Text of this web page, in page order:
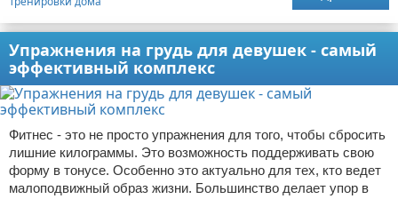
Упражнения на грудь для девушек - самый
эффективный комплекс
Фитнес - это не просто упражнения для того, чтобы сбросить
лишние килограммы. Это возможность поддерживать свою
форму в тонусе. Особенно это актуально для тех, кто ведет
малоподвижный образ жизни. Большинство делает упор в